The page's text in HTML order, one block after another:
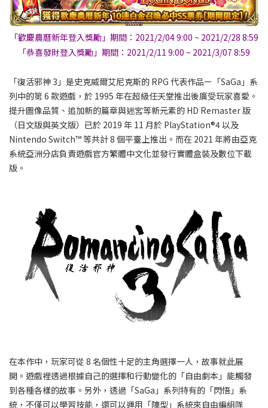
「歡慶農曆新年登入獎勵」期間：2021/2/04 9:00 ~ 2021/2/28 8:59
「恭喜發財登入獎勵」期間：2021/2/11 9:00 ~ 2021/3/07 8:59
「復活邪神 3」是史克威爾艾尼克斯的 RPG 代表作品ー「SaGa」系
列中的第 6 款遊戲，於 1995 年在超級任天堂推出後廣受玩家喜愛。
提升圖像品質、追加新的篇章與迷宮等新元素的 HD Remaster 版
（日文版與英文版）已於 2019 年 11 月於 PlayStation®4 以及
Nintendo Switch™ 等共計 8 個平臺上推出。而在 2021 年將由亞克
系統亞洲分店負責遊戲官方繁體中文化並發行實體盒裝及數位下載
版。
在本作中，玩家可從 8 名個性十足的主角選擇一人，故事就此展
開。遊戲裡透過根據自己的選擇和行動變化的「自由劇本」能觸發
到各種各樣的故事。另外，透過「SaGa」系列特有的「閃悟」系
統，不僅可以學習技能，還可以運用「陣型」系統來自由編組隊